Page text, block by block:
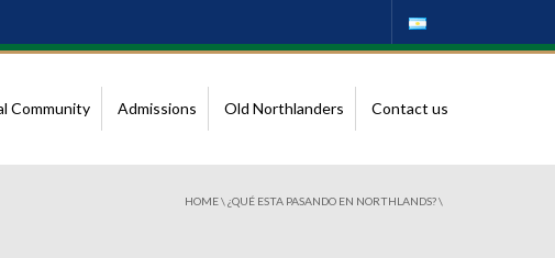
Community Admissions Old Northlanders Contact us
HOME\ ¿QUÉ ESTA PASANDO EN NORTHLANDS?\